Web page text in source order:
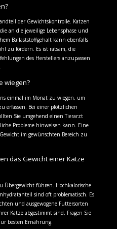
der Gewichtskontrolle. Katzen
an die jeweilige Lebensphase und
Ballaststoffgehalt kann ebenfalls
zu fördern. Es ist ratsam, die
des Herstellers anzupassen
wiegen?
einmal im Monat zu wiegen, um
erfassen. Bei einer plötzlichen
Sie umgehend einen Tierarzt
Probleme hinweisen kann. Eine
im gewünschten Bereich zu
das Gewicht einer Katze
Übergewicht führen. Hochkalorische
sind oft problematisch. Es
und ausgewogene Futtersorten
Katze abgestimmt sind. Fragen Sie
besten Ernährung.